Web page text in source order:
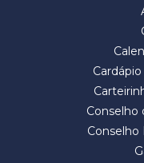
Conselho
Conselho